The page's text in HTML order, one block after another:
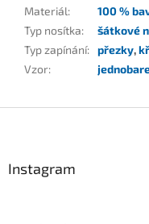
Materiál: 100 %
Typ nosítka: šátkové
Typ zapínání: přezky,
Vzor:
Instagram